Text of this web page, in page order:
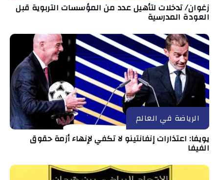
زغوان/ تدخلات لتأهيل عدد من المؤسسات التربوية قبل
العودة المدرسية
الرياضة في العالم
يويفا: اعتذارات إنفانتينو لا تكفي لإنهاء أزمة حقوق
الفيفا